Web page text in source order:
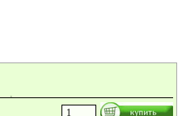
фонтана.